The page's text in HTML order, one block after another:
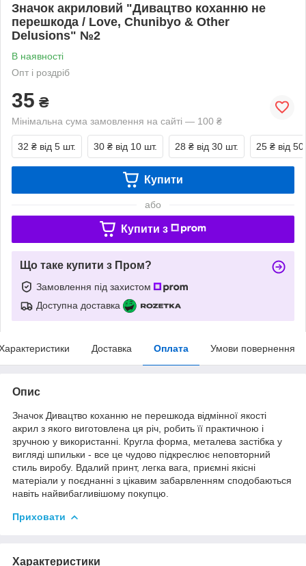
Значок акриловий "Дивацтво коханню не
перешкода / Love, Chunibyo & Other
Delusions" №2
В наявності
Опт і роздріб
35 ₴
Мінімальна сума замовлення на сайті — 100 ₴
32 ₴ від 5 шт. 30 ₴ від 10 шт. 28 ₴ від 30 шт. 25 ₴ від
Купити
або
Купити з
Що таке купити з Пром?
Замовлення під захистом
Доступна доставка
Доставка Оплата Умови повернення
Опис
Значок Дивацтво коханню не перешкода відмінної якості
акрил з якого виготовлена ця річ, робить її практичною і
зручною у використанні. Кругла форма, металева застібка у
вигляді шпильки - все це чудово підкреслює неповторний
стиль виробу. Вдалий принт, легка вага, приємні якісні
матеріали у поєднанні з цікавим забарвленням сподобаються
навіть найвибагливішому покупцю.
Приховати
Характеристики